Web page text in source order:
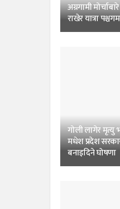
अग्रगामी
राखेर यात्रा
गोली लागेर
मधेश प्रदेश
बनाइदिने घोषणा